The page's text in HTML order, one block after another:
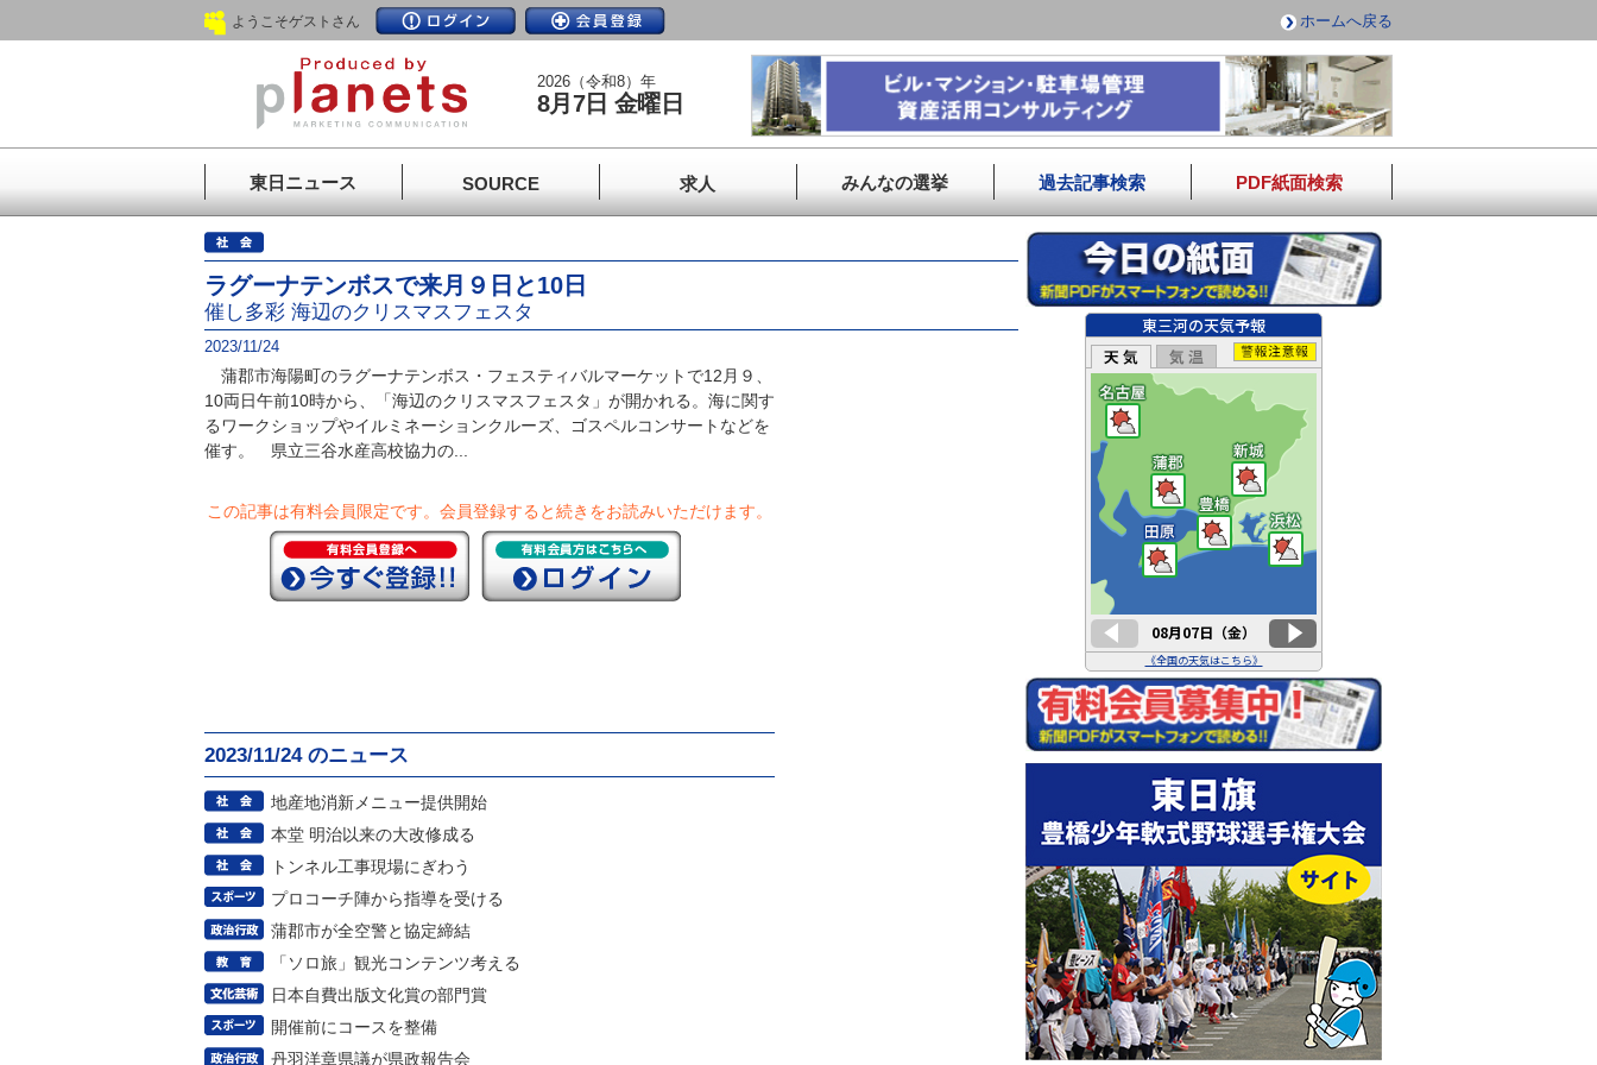
ようこそゲストさん ホームへ戻る
2026（令和8）年
8月7日 金曜日
東日ニュース SOURCE 求人 みんなの選挙 過去記事検索 PDF紙面検索
ラグーナテンボスで来月９日と10日
催し多彩 海辺のクリスマスフェスタ
2023/11/24
蒲郡市海陽町のラグーナテンボス・フェスティバルマーケットで12月９、
10両日午前10時から、「海辺のクリスマスフェスタ」が開かれる。海に関す
るワークショップやイルミネーションクルーズ、ゴスペルコンサートなどを
催す。 県立三谷水産高校協力の...
この記事は有料会員限定です。 会員登録すると続きをお読みいただけます。
2023/11/24 のニュース
地産地消新メニュー提供開始
本堂 明治以来の大改修成る
トンネル工事現場にぎわう
プロコーチ陣から指導を受ける
蒲郡市が全空警と協定締結
「ソロ旅」観光コンテンツ考える
日本自費出版文化賞の部門賞
開催前にコースを整備
丹羽洋章県議が県政報告会